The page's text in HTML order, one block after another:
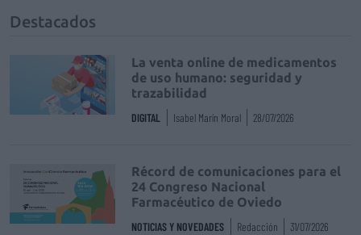
Destacados
La venta online de medicamentos
de uso humano: seguridad y
trazabilidad
DIGITAL Isabel Marín Moral 28/07/2026
Récord de comunicaciones para el
24 Congreso Nacional
Farmacéutico de Oviedo
NOTICIAS Y NOVEDADES Redacción 31/07/2026